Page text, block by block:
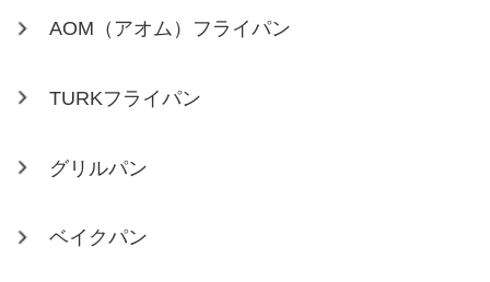
AOM（アオム）フライパン
TURKフライパン
グリルパン
ベイクパン